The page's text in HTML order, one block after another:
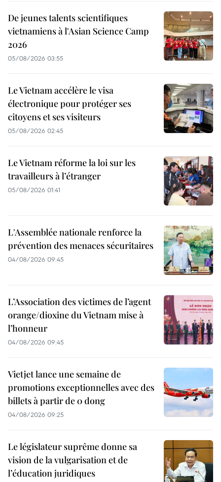
De jeunes talents scientifiques
vietnamiens à l'Asian Science Camp
2026
05/08/2026 03:55
Le Vietnam accélère le visa
électronique pour protéger ses
citoyens et ses visiteurs
05/08/2026 02:45
Le Vietnam réforme la loi sur les
travailleurs à l’étranger
05/08/2026 01:41
L'Assemblée nationale renforce la
prévention des menaces sécuritaires
04/08/2026 09:45
L’Association des victimes de l’agent
orange/dioxine du Vietnam mise à
l’honneur
04/08/2026 09:45
Vietjet lance une semaine de
promotions exceptionnelles avec des
billets à partir de 0 dong
04/08/2026 09:25
Le législateur suprême donne sa
vision de la vulgarisation et de
l’éducation juridiques